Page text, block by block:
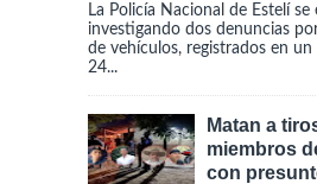
La Policía Nacional de Estelí se
investigando dos denuncias
de vehículos, registrados en un
24...
Matan a
miembros
con